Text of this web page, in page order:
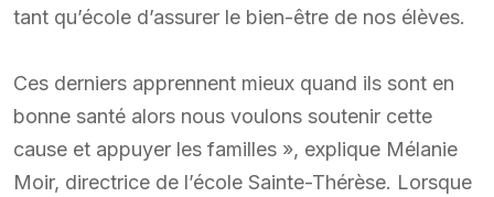
tant qu’école d’assurer le bien-être de nos élèves.
Ces derniers apprennent mieux quand ils sont en
bonne santé alors nous voulons soutenir cette
cause et appuyer les familles », explique Mélanie
Moir, directrice de l’école Sainte-Thérèse. Lorsque